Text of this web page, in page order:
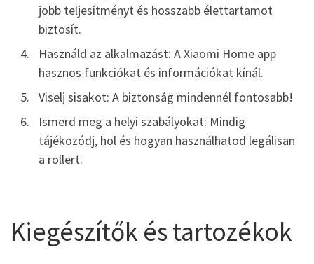
jobb teljesítményt és hosszabb élettartamot
biztosít.
Használd az alkalmazást: A Xiaomi Home app
hasznos funkciókat és információkat kínál.
Viselj sisakot: A biztonság mindennél fontosabb!
Ismerd meg a helyi szabályokat: Mindig
tájékozódj, hol és hogyan használhatod legálisan
a rollert.
Kiegészítők és tartozékok